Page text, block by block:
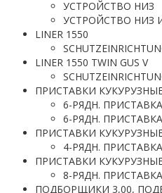
УСТРОЙСТВО НИЗ
УСТРОЙСТВО НИЗ
LINER 1550
LINER 1550 TWIN GUS V
ПРИСТАВКИ КУКУРУЗНЫЕ
6-РЯДН.
6-РЯДН.
ПРИСТАВКИ
4-РЯДН.
ПРИСТАВКИ КУКУРУЗНЫЕ
8-РЯДН.
ПОДБОРЩИКИ 3,00,